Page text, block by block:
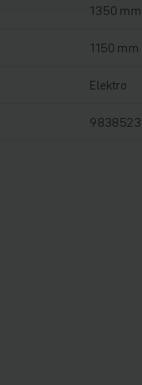
1350 mm
1150 mm
Elektro